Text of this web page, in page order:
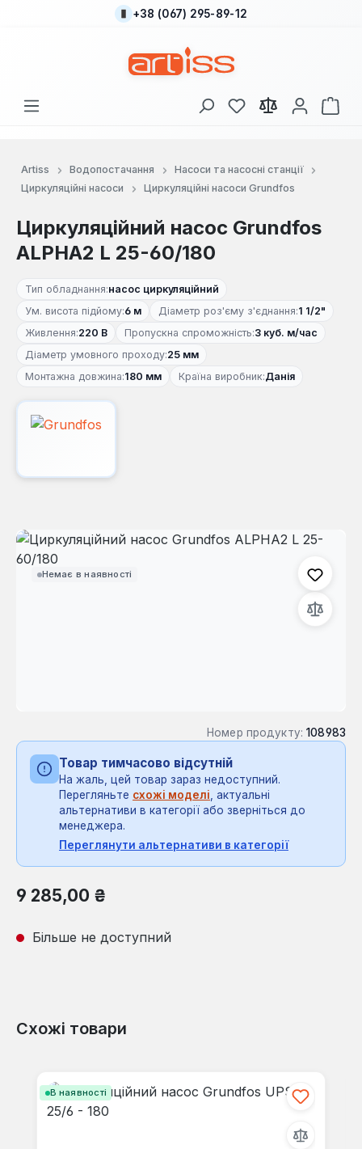
Перейти до основного вмісту
+38 (067) 295-89-12
У вас є 0 у списку
Artiss Водопостачання
Насоси та насосні станції
Циркуляційні насоси
Циркуляційні насоси Grundfos
Циркуляційний насос Grundfos
ALPHA2 L 25-60/180
Тип обладнання:насос циркуляційний
Ум. висота підйому:6 м Діаметр роз'єму з'єднання:1 1/2"
Живлення:220 В Пропускна спроможність:3 куб. м/час
Діаметр умовного проходу:25 мм
Монтажна довжина:180 мм Країна виробник:Данія
Немає в наявності
Пропустити галерею зображень
Номер продукту: 108983
Товар тимчасово відсутній
На жаль, цей товар зараз недоступний.
Перегляньте схожі моделі, актуальні
альтернативи в категорії або зверніться до
менеджера.
Переглянути альтернативи в категорії
Звичайна ціна:
9 285,00 ₴
Більше не доступний
Схожі товари
В наявності